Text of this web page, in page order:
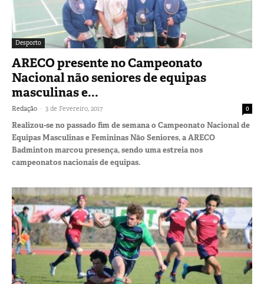
Desporto
ARECO presente no Campeonato
Nacional não seniores de equipas
masculinas e...
Redação - 3 de Fevereiro, 2017 0
Realizou-se no passado fim de semana o Campeonato Nacional de
Equipas Masculinas e Femininas Não Seniores, a ARECO
Badminton marcou presença, sendo uma estreia nos
campeonatos nacionais de equipas.